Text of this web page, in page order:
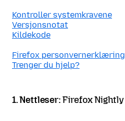
Kontroller systemkravene
Versjonsnotat
Kildekode
Firefox personvernerklæring
Trenger du hjelp?
1. Nettleser:Firefox Nightly